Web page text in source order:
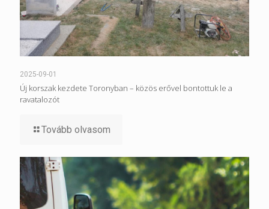
2025-09-01
Új korszak kezdete Toronyban – közös erővel bontottuk le a
ravatalozót
Tovább olvasom